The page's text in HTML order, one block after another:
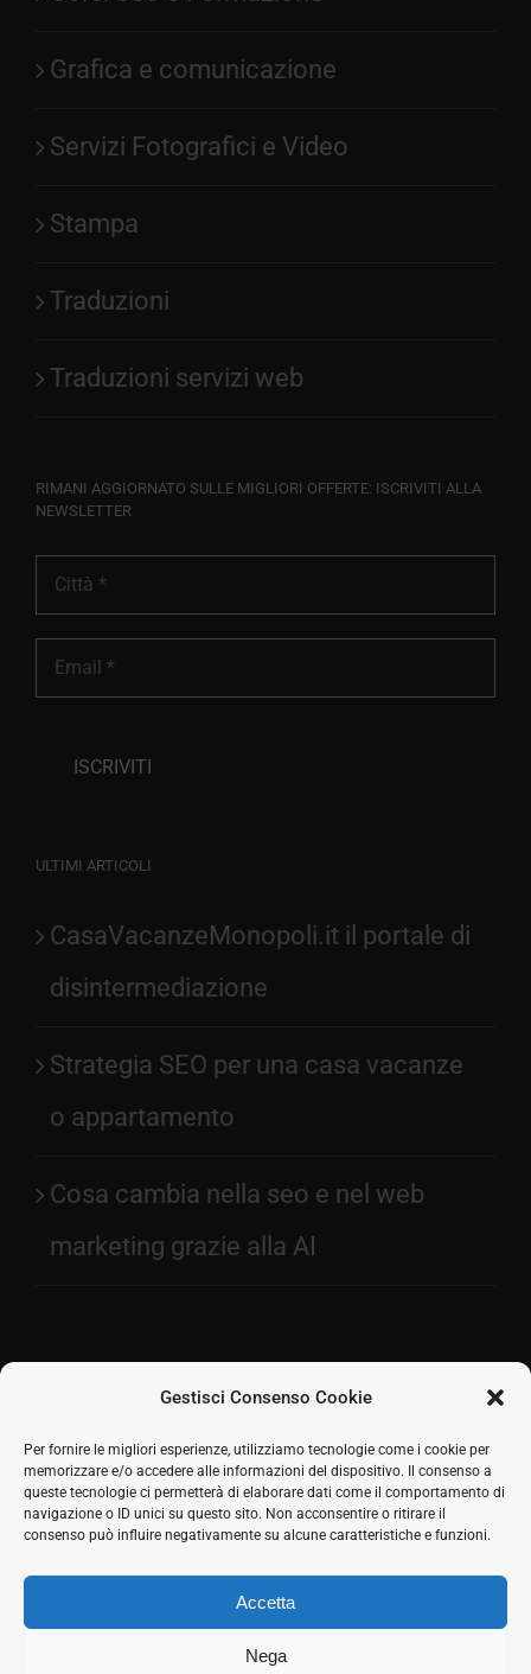
Gestisci Consenso Cookie
Per fornire le migliori esperienze, utilizziamo tecnologie come i cookie per
memorizzare e/o accedere alle informazioni del dispositivo. Il consenso a
queste tecnologie ci permetterà di elaborare dati come il comportamento di
navigazione o ID unici su questo sito. Non acconsentire o ritirare il
consenso può influire negativamente su alcune caratteristiche e funzioni.
Accetta
Nega
Grafica e comunicazione
Servizi Fotografici e Video
Stampa
Traduzioni
Traduzioni servizi web
RIMANI AGGIORNATO SULLE MIGLIORI OFFERTE: ISCRIVITI ALLA
NEWSLETTER
ULTIMI ARTICOLI
CasaVacanzeMonopoli.it il portale di
disintermediazione
Strategia SEO per una casa vacanze
o appartamento
Cosa cambia nella seo e nel web
marketing grazie alla AI
2026 © SH Web s.r.l. Via Tre Settembre, 11 47891
Dogana (RSM) | Tel:0549 941579Cell. 339 125 8380 |
COE SM21512
Seguici sui social
Facebook
Twitter
LinkedIn